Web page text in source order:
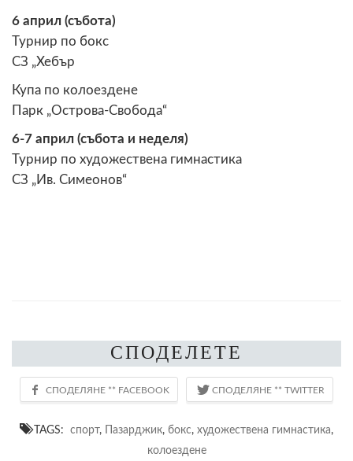
6 април (събота)
Турнир по бокс
СЗ „Хебър
Купа по колоездене
Парк „Острова-Свобода“
6-7 април (събота и неделя)
Турнир по художествена гимнастика
СЗ „Ив. Симеонов“
СПОДЕЛЕТЕ
TAGS: спорт, Пазарджик, бокс, художествена гимнастика,
колоездене